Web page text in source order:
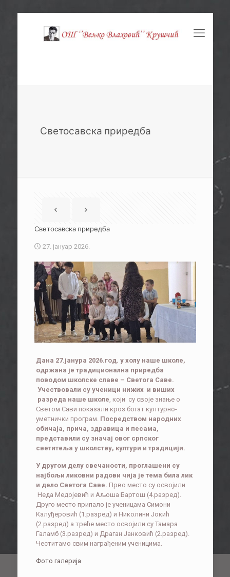
Светосавска приредба
Светосавска приредба
27. јануар 2026.
Дана 27.јанура 2026.год. у холу наше школе,
одржана је традиционална приредба
поводом школске славе – Светога Саве.
Учествовали су ученици нижих и виших
разреда наше школе , који су своје знање о
Светом Сави показали кроз богат културно-
уметнички програм. Посредством народних
обичаја, прича, здравица и песама,
представили су значај овог српског
светитеља у школству, култури и традицији.
У другом делу свечаности, проглашени су
најбољи ликовни радови чија је тема била лик
и дело Светога Саве. Прво место су освојили
Неда Медојевић и Аљоша Бартош (4.разред).
Друго место припало је ученицама Симони
Калуђеровић (1.разред) и Николини Јокић
(2.разред) а треће место освојили су Тамара
Галамб (3.разред) и Драган Јанковић (2.разред).
Честитамо свим награђеним ученицима.
Фото галерија